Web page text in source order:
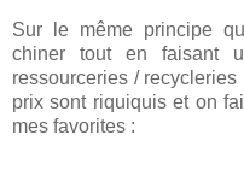
Sur le même principe
chiner tout en faisant
ressourceries /
prix sont riquiquis et on
mes favorites :